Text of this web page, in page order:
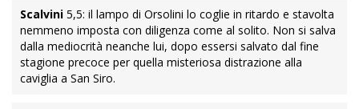
Scalvini 5,5: il lampo di Orsolini lo coglie in ritardo e stavolta
nemmeno imposta con diligenza come al solito. Non si salva
dalla mediocrità neanche lui, dopo essersi salvato dal fine
stagione precoce per quella misteriosa distrazione alla
caviglia a San Siro.